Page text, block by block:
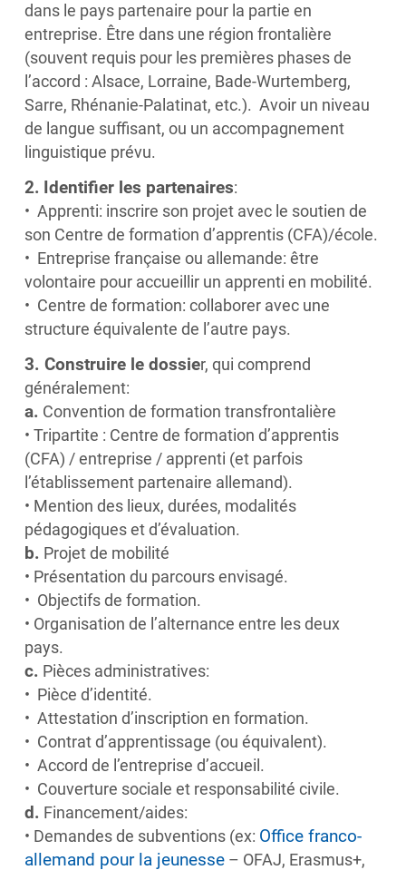
dans le pays partenaire pour la partie en
entreprise. Être dans une région frontalière
(souvent requis pour les premières phases de
l’accord : Alsace, Lorraine, Bade-Wurtemberg,
Sarre, Rhénanie-Palatinat, etc.). Avoir un niveau
de langue suffisant, ou un accompagnement
linguistique prévu.
2. Identifier les partenaires:
• Apprenti: inscrire son projet avec le soutien de
son Centre de formation d’apprentis (CFA)/école.
• Entreprise française ou allemande: être
volontaire pour accueillir un apprenti en mobilité.
• Centre de formation: collaborer avec une
structure équivalente de l’autre pays.
3. Construire le dossier, qui comprend
généralement:
a. Convention de formation transfrontalière
• Tripartite : Centre de formation d’apprentis
(CFA) / entreprise / apprenti (et parfois
l’établissement partenaire allemand).
• Mention des lieux, durées, modalités
pédagogiques et d’évaluation.
b. Projet de mobilité
• Présentation du parcours envisagé.
• Objectifs de formation.
• Organisation de l’alternance entre les deux
pays.
c. Pièces administratives:
• Pièce d’identité.
• Attestation d’inscription en formation.
• Contrat d’apprentissage (ou équivalent).
• Accord de l’entreprise d’accueil.
• Couverture sociale et responsabilité civile.
d. Financement/aides:
• Demandes de subventions (ex: Office franco-
allemand pour la jeunesse– OFAJ, Erasmus+,